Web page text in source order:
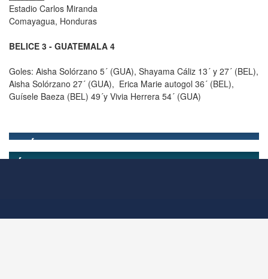
Estadio Carlos Miranda
Comayagua, Honduras
BELICE 3 - GUATEMALA 4
Goles: Aisha Solórzano 5´ (GUA), Shayama Cáliz 13´ y 27´ (BEL),
Aisha Solórzano 27´ (GUA), Erica Marie autogol 36´ (BEL),
Guísele Baeza (BEL) 49´y Vivia Herrera 54´ (GUA)